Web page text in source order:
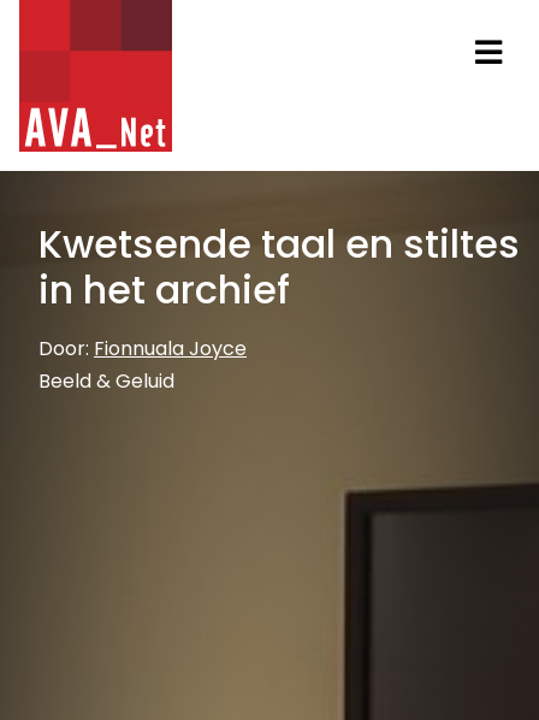
AVA_NET
Kwetsende taal en stiltes
in het archief
Door: Fionnuala Joyce
Beeld & Geluid